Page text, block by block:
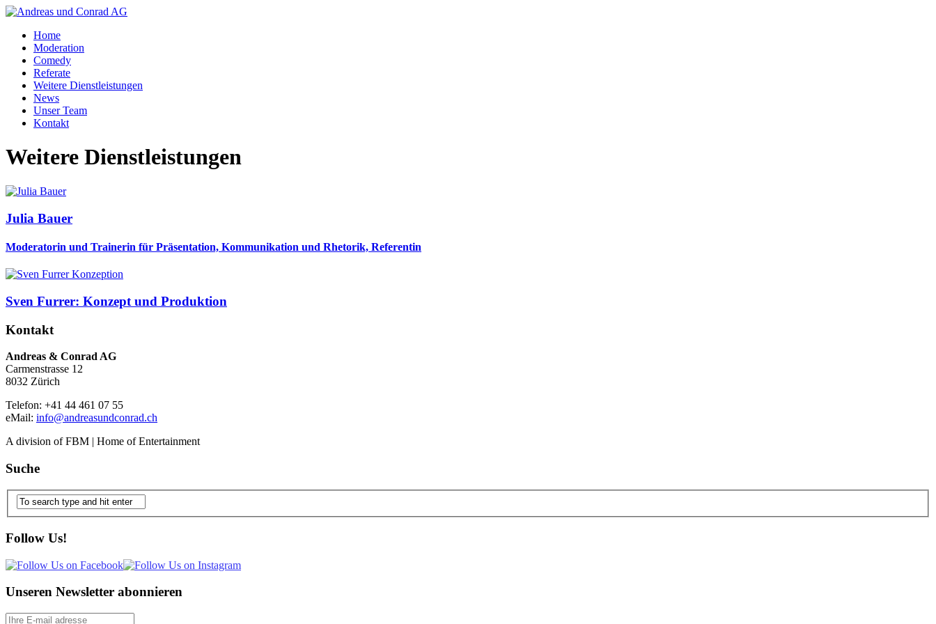
Home
Moderation
Comedy
Referate
Weitere Dienstleistungen
News
Unser Team
Kontakt
Weitere Dienstleistungen
Julia Bauer
Moderatorin und Trainerin für Präsentation, Kommunikation und Rhetorik, Referentin
Sven Furrer: Konzept und Produktion
Kontakt
Andreas & Conrad AG
Carmenstrasse 12
8032 Zürich
Telefon: +41 44 461 07 55
eMail: info@andreasundconrad.ch
A division of FBM | Home of Entertainment
Suche
Follow Us!
Unseren Newsletter abonnieren